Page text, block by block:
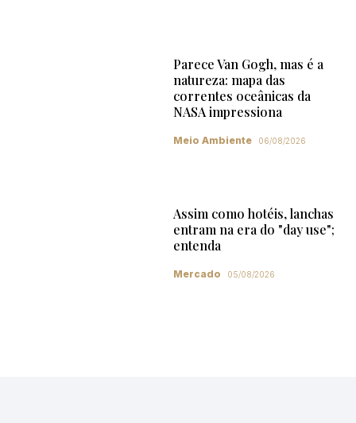
Parece Van Gogh, mas é a
natureza: mapa das
correntes oceânicas da
NASA impressiona
Meio Ambiente 06/08/2026
Assim como hotéis, lanchas
entram na era do "day use";
entenda
Mercado 05/08/2026